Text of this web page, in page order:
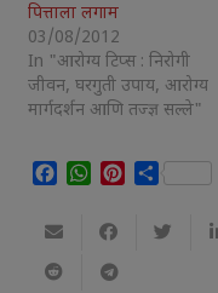
पित्ताला लगाम
03/08/2012
In "आरोग्य टिप्स : निरोगी
जीवन, घरगुती उपाय, आरोग्य
मार्गदर्शन आणि तज्ज्ञ सल्ले"
Facebook
WhatsApp
Pinterest
Share